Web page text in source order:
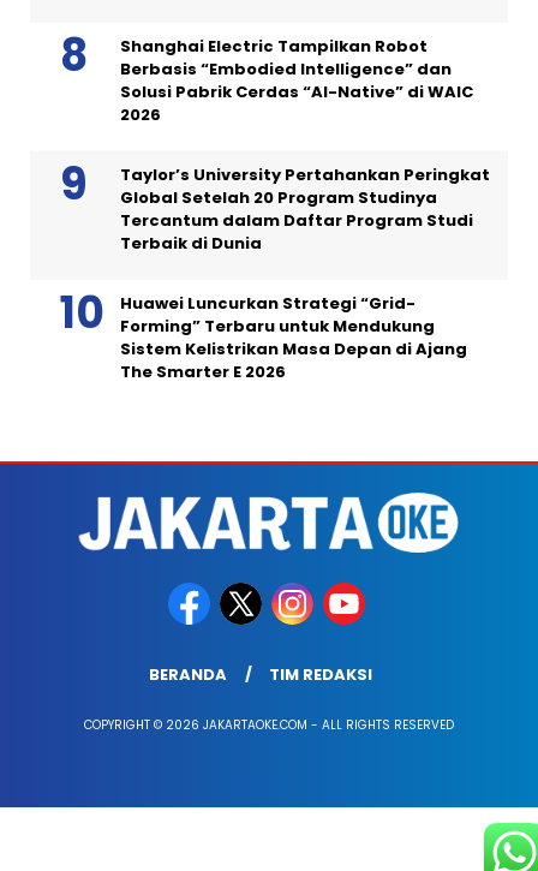
Shanghai Electric Tampilkan Robot
Berbasis “Embodied Intelligence” dan
Solusi Pabrik Cerdas “AI-Native” di WAIC
2026
Taylor’s University Pertahankan Peringkat
Global Setelah 20 Program Studinya
Tercantum dalam Daftar Program Studi
Terbaik di Dunia
Huawei Luncurkan Strategi “Grid-
Forming” Terbaru untuk Mendukung
Sistem Kelistrikan Masa Depan di Ajang
The Smarter E 2026
BERANDA TIM REDAKSI
COPYRIGHT © 2026 JAKARTAOKE.COM - ALL RIGHTS RESERVED